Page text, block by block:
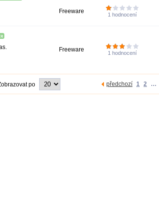
Freeware 1 hodnocení
Freeware 1 hodnocení
po předchozí 1 2 …